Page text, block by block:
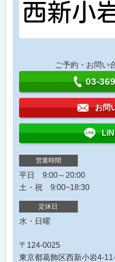
ご予約・お問い
03-
お問
営業時間
平日 9:00～20:00
土・祝 9:00~18:30
定休日
水・日曜
〒124-0025
東京都葛飾区西新小岩4-